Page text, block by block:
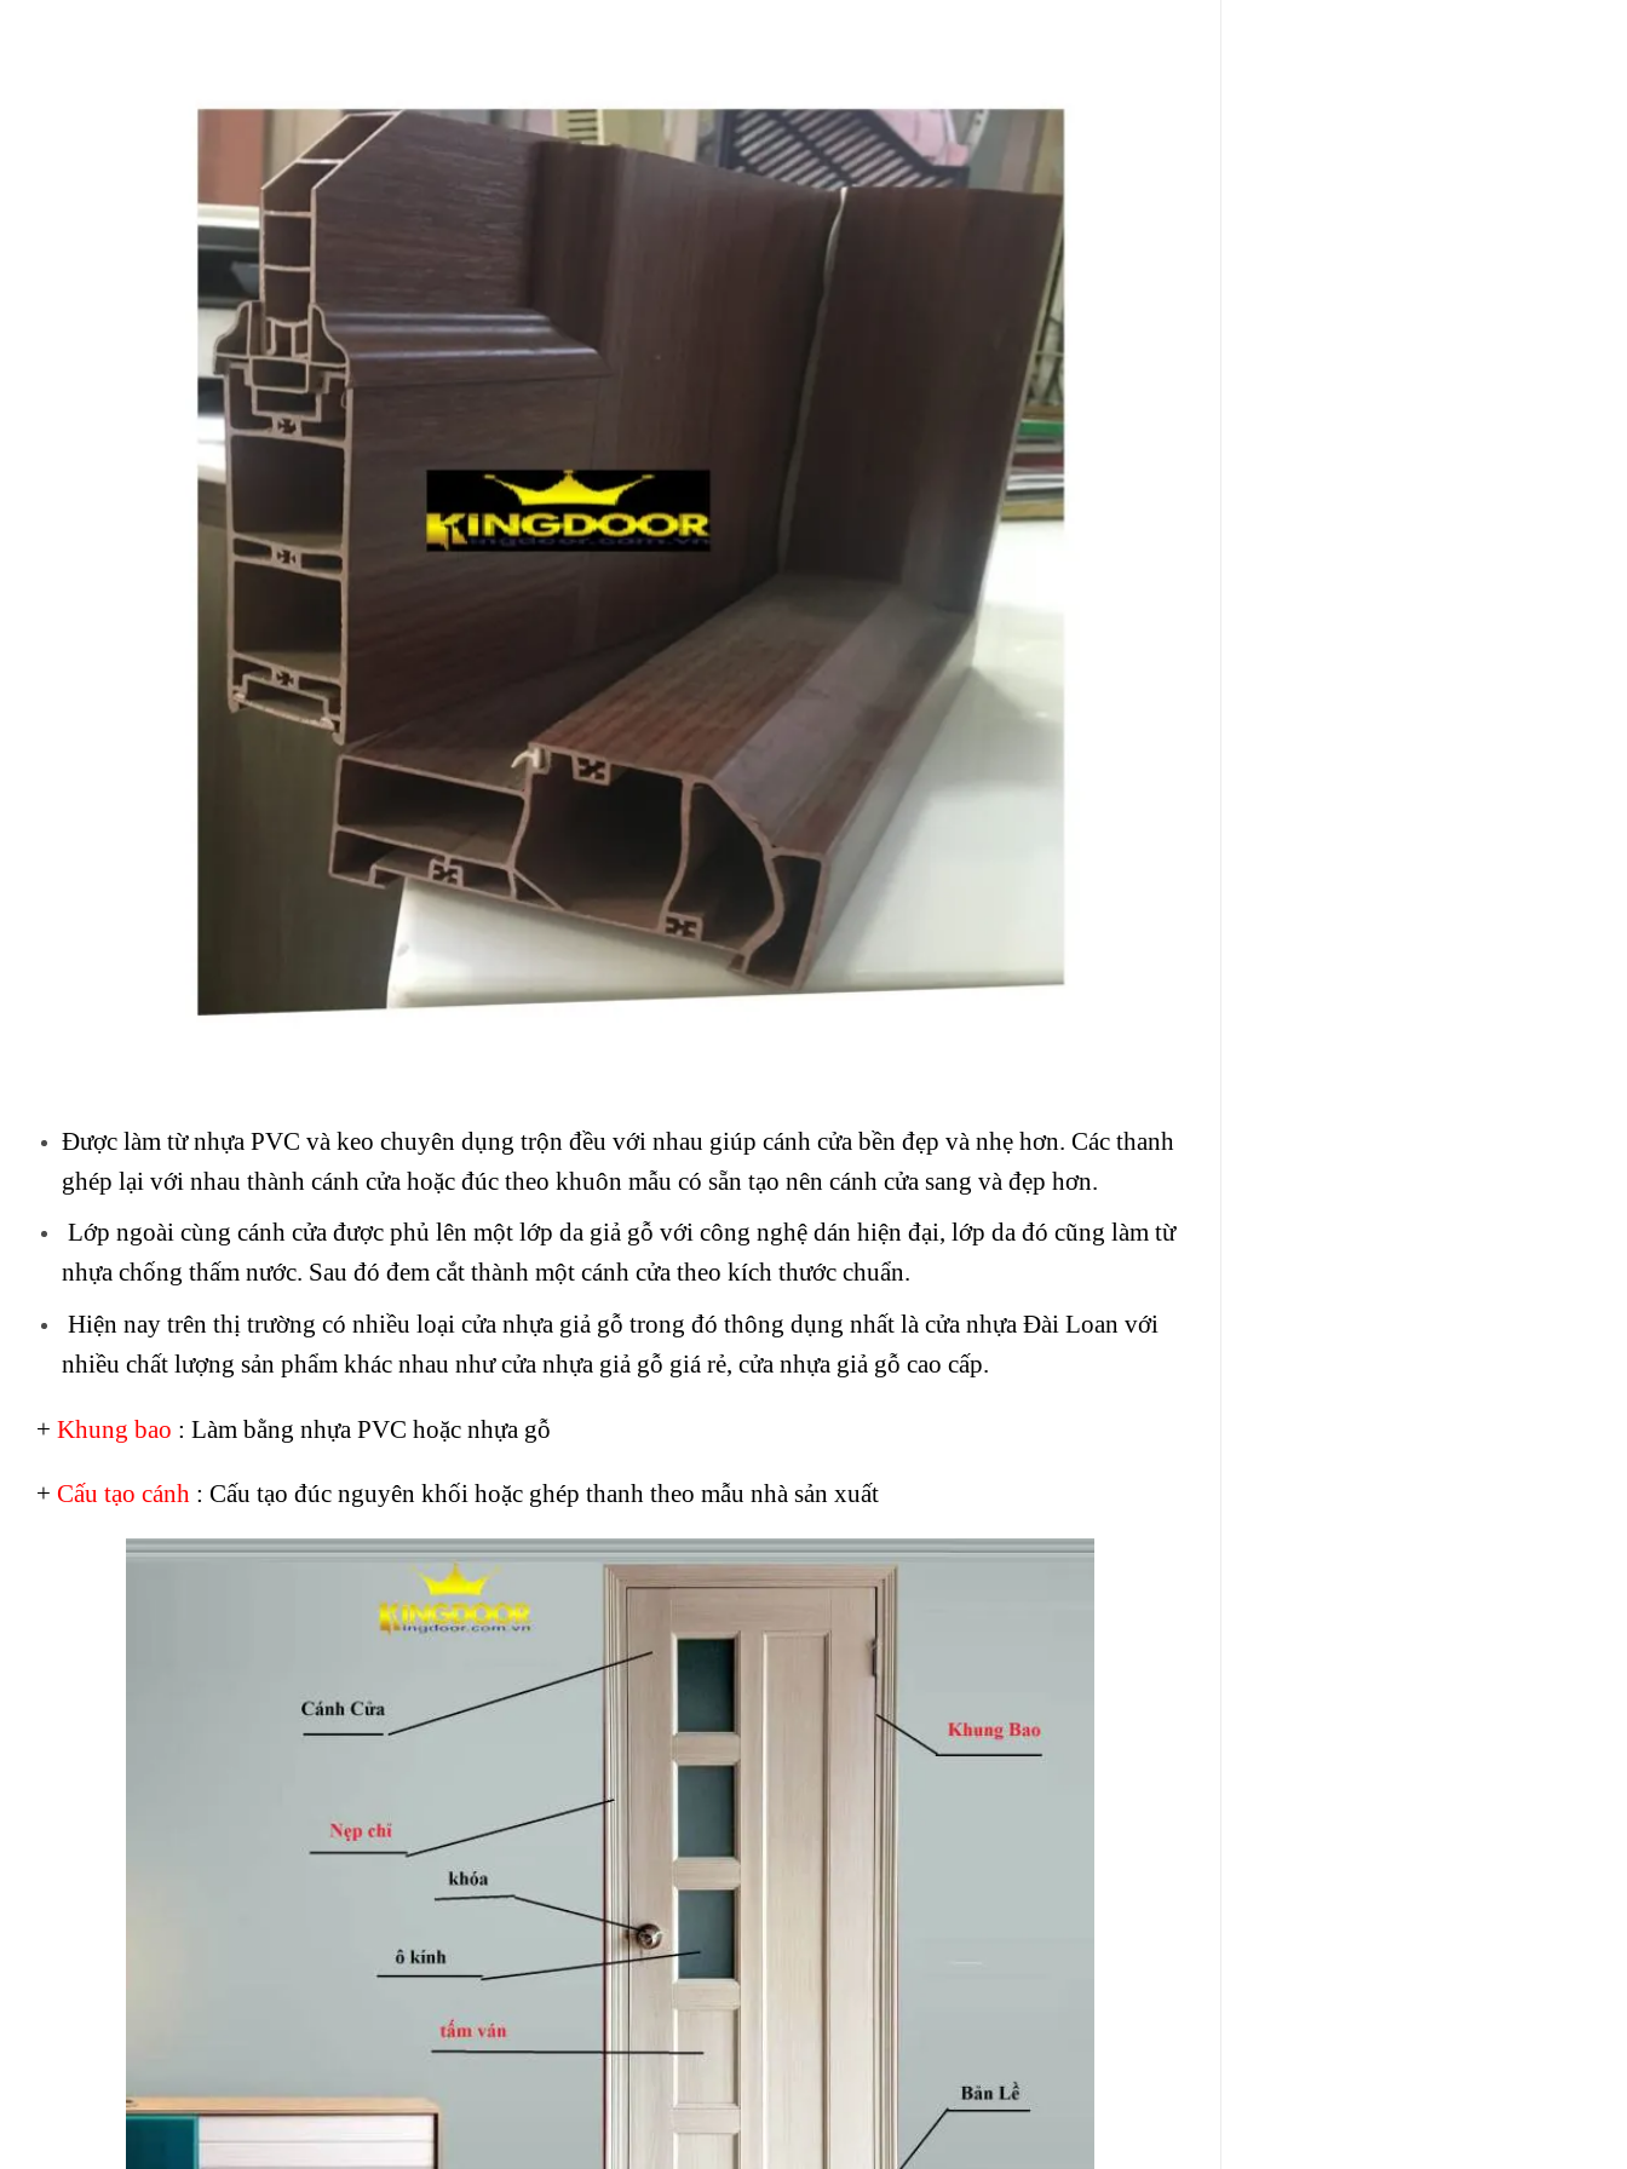
Được làm từ nhựa PVC và keo chuyên dụng trộn đều với nhau giúp cánh cửa bền đẹp và nhẹ hơn. Các thanh
ghép lại với nhau thành cánh cửa hoặc đúc theo khuôn mẫu có sẵn tạo nên cánh cửa sang và đẹp hơn.
Lớp ngoài cùng cánh cửa được phủ lên một lớp da giả gỗ với công nghệ dán hiện đại, lớp da đó cũng làm từ
nhựa chống thấm nước. Sau đó đem cắt thành một cánh cửa theo kích thước chuẩn.
Hiện nay trên thị trường có nhiều loại cửa nhựa giả gỗ trong đó thông dụng nhất là cửa nhựa Đài Loan với
nhiều chất lượng sản phẩm khác nhau như cửa nhựa giả gỗ giá rẻ, cửa nhựa giả gỗ cao cấp.
+ Khung bao : Làm bằng nhựa PVC hoặc nhựa gỗ
+ Cấu tạo cánh : Cấu tạo đúc nguyên khối hoặc ghép thanh theo mẫu nhà sản xuất